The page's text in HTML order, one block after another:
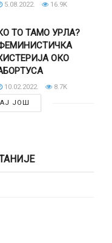
5.08.2022. 16.9K
ТО ТАМО УРЛА?
ОКО
10.02.2022.
8.7K
ЈОШ